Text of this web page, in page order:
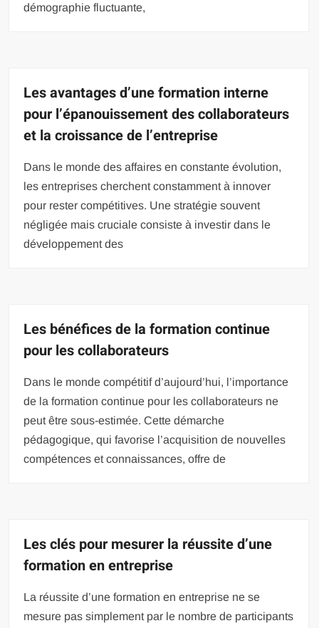
démographie fluctuante,
Les avantages d’une formation interne
pour l’épanouissement des collaborateurs
et la croissance de l’entreprise
Dans le monde des affaires en constante évolution,
les entreprises cherchent constamment à innover
pour rester compétitives. Une stratégie souvent
négligée mais cruciale consiste à investir dans le
développement des
Les bénéfices de la formation continue
pour les collaborateurs
Dans le monde compétitif d’aujourd’hui, l’importance
de la formation continue pour les collaborateurs ne
peut être sous-estimée. Cette démarche
pédagogique, qui favorise l’acquisition de nouvelles
compétences et connaissances, offre de
Les clés pour mesurer la réussite d’une
formation en entreprise
La réussite d’une formation en entreprise ne se
mesure pas simplement par le nombre de participants